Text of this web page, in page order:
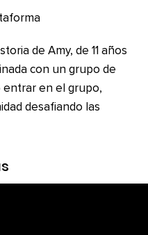
de Amy, de 11 años
con un grupo de
entrar en el grupo,
desafiando las